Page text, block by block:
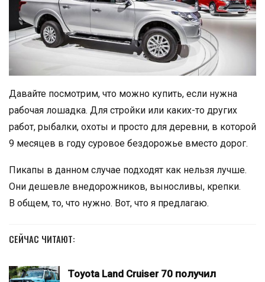
Давайте посмотрим, что можно купить, если нужна
рабочая лошадка. Для стройки или каких-то других
работ, рыбалки, охоты и просто для деревни, в которой
9 месяцев в году суровое бездорожье вместо дорог.
Пикапы в данном случае подходят как нельзя лучше.
Они дешевле внедорожников, выносливы, крепки.
В общем, то, что нужно. Вот, что я предлагаю.
СЕЙЧАС ЧИТАЮТ:
Toyota Land Cruiser 70 получил